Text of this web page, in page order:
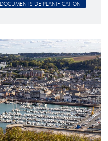
DOCUMENTS DE PLANIFICATION